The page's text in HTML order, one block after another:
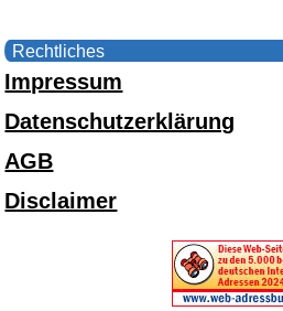
Rechtliches
Impressum
Datenschutzerklärung
AGB
Disclaimer